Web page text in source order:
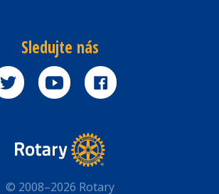
Sledujte nás
© 2008–2026 Rotary